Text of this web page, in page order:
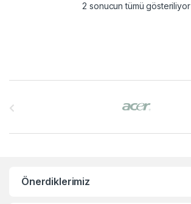
2 sonucun tümü gösteriliyor
Önerdiklerimiz